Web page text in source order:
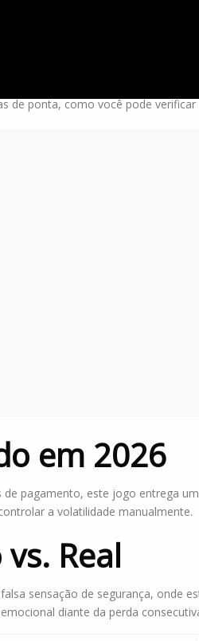
você. A verdade é muito mais
banca zerada em minutos,
de ponta, como você pode
em 2026
pagamento, este jogo entrega
a volatilidade manualmente.
Real
sensação de segurança, onde
diante da perda